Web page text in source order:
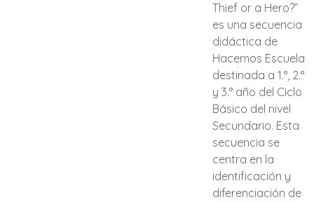
Thief or a Hero?”
es una secuencia
didáctica de
Hacemos Escuela
destinada a 1.°, 2.°
y 3.° año del Ciclo
Básico del nivel
Secundario. Esta
secuencia se
centra en la
identificación y
diferenciación de